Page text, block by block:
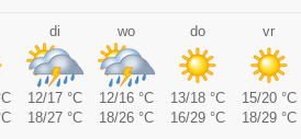
di wo do vr
12/17 °C 12/16 °C 13/18 °C
15/20 °C
18/27 °C 18/26 °C 16/29 °C 18/29 °C